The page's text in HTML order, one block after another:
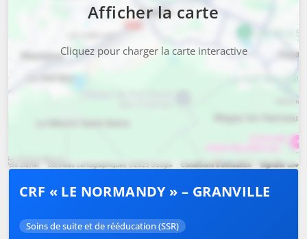
Afficher la carte
Cliquez pour charger la carte interactive
CRF « LE NORMANDY » – GRANVILLE
Soins de suite et de rééducation (SSR)